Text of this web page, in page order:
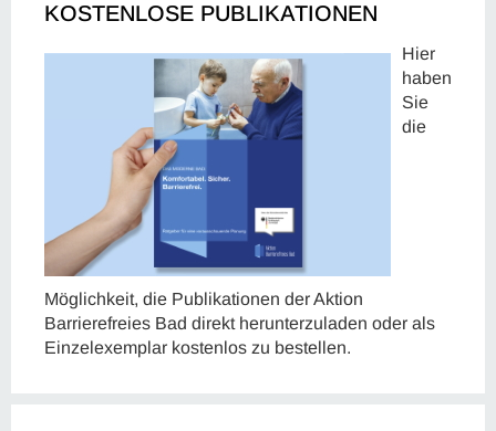
KOSTENLOSE PUBLIKATIONEN
Hier
haben
Sie
die
Möglichkeit, die Publikationen der Aktion
Barrierefreies Bad direkt herunterzuladen oder als
Einzelexemplar kostenlos zu bestellen.